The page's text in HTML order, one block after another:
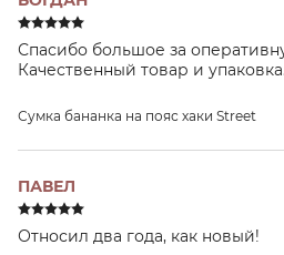
Спасибо большое за
Качественный товар и упаковка.
Сумка бананка на пояс хаки Street
ПАВЕЛ
Относил два года, как новый!